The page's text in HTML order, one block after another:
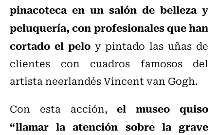
pinacoteca en un salón de belleza y
peluquería, con profesionales que han
cortado el peloy pintado las uñas de
clientes con cuadros famosos del
artista neerlandés Vincent van Gogh.
Con esta acción, el museo quiso
“llamar la atención sobre la grave